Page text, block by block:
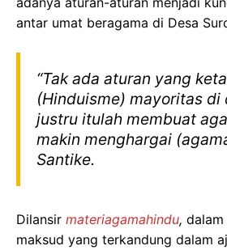
antar umat beragama di Desa
“Tak ada aturan yang
(Hinduisme) mayoritas di
justru itulah membuat
makin menghargai
Santike.
Dilansir materiagamahindu, dalam
maksud yang terkandung dalam